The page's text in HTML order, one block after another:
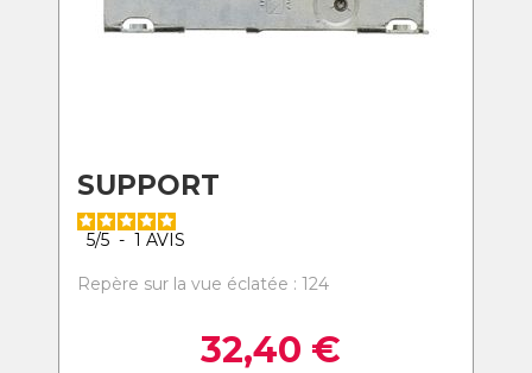
SUPPORT
5/5 - 1 AVIS
Repère sur la vue éclatée : 124
32,40 €